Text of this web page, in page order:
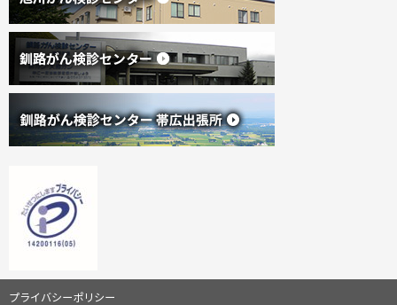
(
新
(
部
サプライバシーポリシー